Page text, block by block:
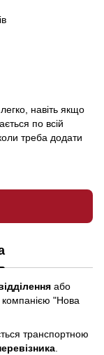
навіть якщо
по всій
треба додати
або
компанією "Нова
транспортною
.